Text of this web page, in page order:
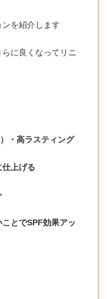
を紹介します
らに良くなってリニ
・高ラスティング
仕上げる
とでSPF効果アッ